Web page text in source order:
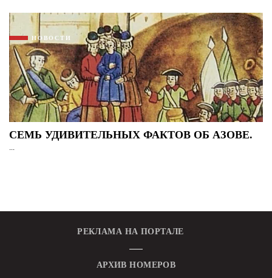
НОВОСТИ
СЕМЬ УДИВИТЕЛЬНЫХ ФАКТОВ ОБ АЗОВЕ.
...
РЕКЛАМА НА ПОРТАЛЕ
АРХИВ НОМЕРОВ